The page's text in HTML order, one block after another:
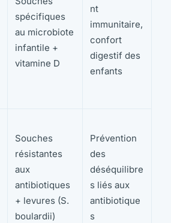
spécifiques
au microbiote
infantile +
vitamine D
nt
immunitaire,
confort
digestif des
enfants
Souches
résistantes
aux
antibiotiques
+ levures (S.
boulardii)
Prévention
des
déséquilibre
s liés aux
antibiotique
s